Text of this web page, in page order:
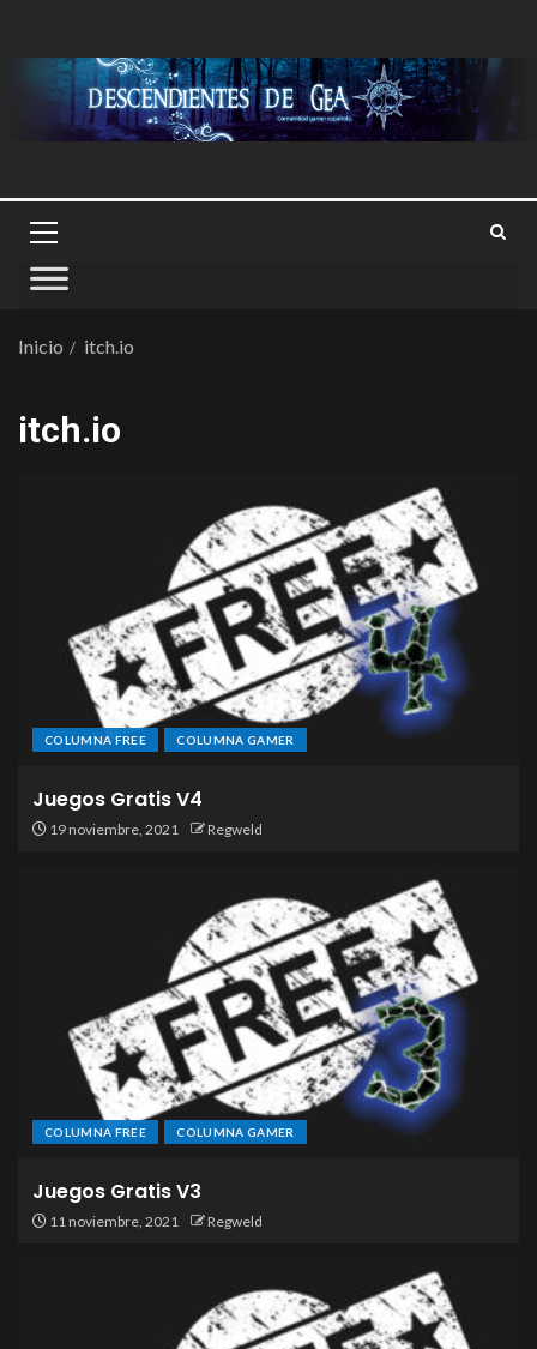
Inicio itch.io
itch.io
COLUMNA FREE COLUMNA GAMER
Juegos Gratis V4
19 noviembre, 2021 Regweld
COLUMNA FREE COLUMNA GAMER
Juegos Gratis V3
11 noviembre, 2021 Regweld